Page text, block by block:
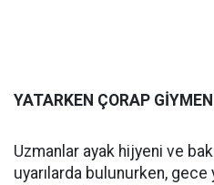
YATARKEN ÇORAP
Uzmanlar ayak hijyeni ve
uyarılarda bulunurken,